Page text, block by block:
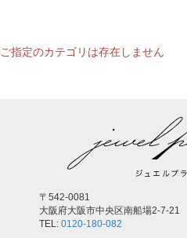
ご指定のカテゴリは存在しません
〒542-0081
大阪府大阪市中央区南船場2-7-21
TEL: 0120-180-082